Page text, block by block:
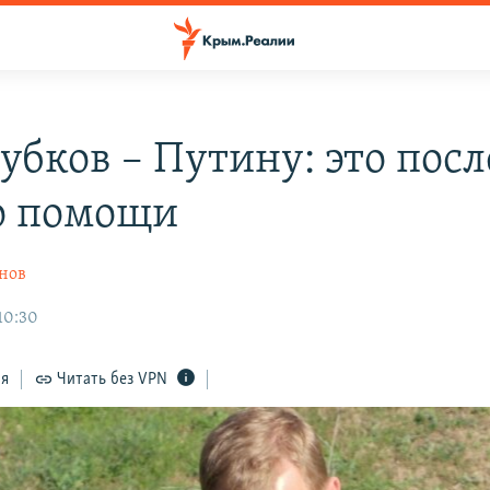
– Путину: это
помощи
Читать без VPN